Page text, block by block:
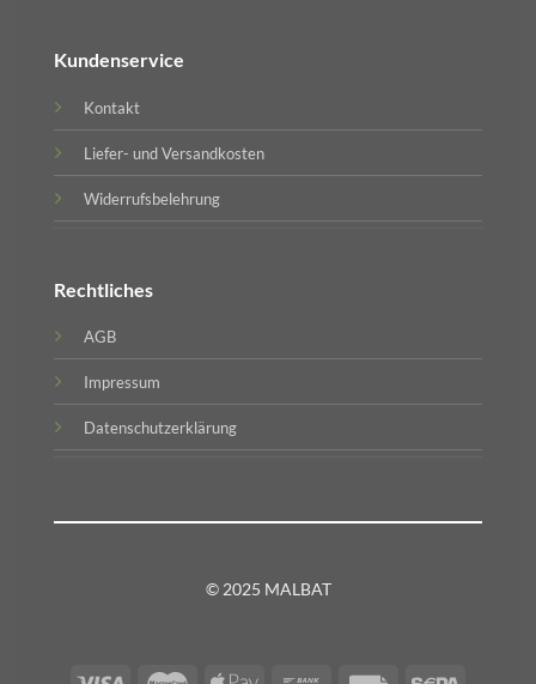
Kundenservice
Kontakt
Liefer- und Versandkosten
Widerrufsbelehrung
Rechtliches
AGB
Impressum
Datenschutzerklärung
© 2025 MALBAT